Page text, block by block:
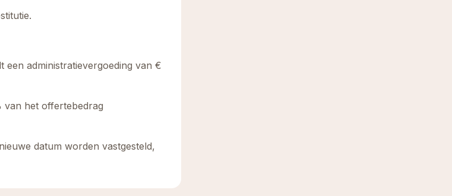
administratievergoeding van €
van het offertebedrag
datum worden vastgesteld,